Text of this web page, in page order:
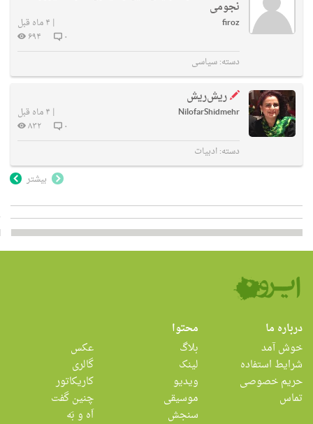
نجومی
firoz
| ۴ ماه قبل
۰
۶۹۴
دسته:سیاسی
ریش‌ریش
NilofarShidmehr
| ۴ ماه قبل
۰
۸۳۲
دسته:ادبیات
بیشتر
درباره ما
خوش آمد
شرایط استفاده
حریم خصوصی
تماس
محتوا
بلاگ
لینک
ویدیو
موسیقی
سنجش
عکس
گالری
کاریکاتور
چنین گفت
اَه و بَه